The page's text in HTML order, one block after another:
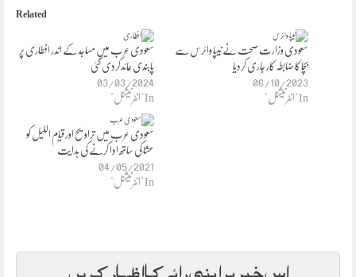
Related
سعودی عرب میں مساجد کے اندر افطاری پر
پابندی عائدکردی گئی
03/03/2024
In "انٹرنیشنل"
سعودی وزارت صحت نے نیپا وائرس سے
بچا کا ضابطہ کار جاری کردیا
06/10/2023
In "انٹرنیشنل"
سعودی عرب میں تراویح اور قیام اللیل کو
عشا کی ساتھ ادا کرنے کی ہدایت
04/05/2021
In "انٹرنیشنل"
اس خبر پر اپنی رائے کا اظہار کریں